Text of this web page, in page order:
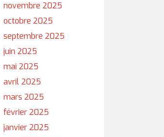
novembre 2025
octobre 2025
septembre 2025
juin 2025
mai 2025
avril 2025
mars 2025
février 2025
janvier 2025